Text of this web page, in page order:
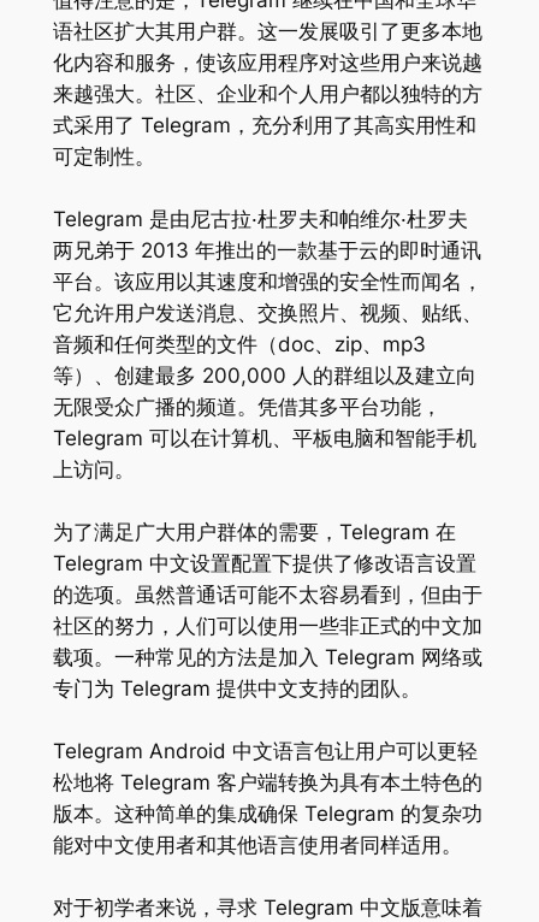
语社区扩大其用户群。这一发展吸引了更多本地
化内容和服务，使该应用程序对这些用户来说越
来越强大。社区、企业和个人用户都以独特的方
式采用了 Telegram，充分利用了其高实用性和
可定制性。
Telegram 是由尼古拉·杜罗夫和帕维尔·杜罗夫
两兄弟于 2013 年推出的一款基于云的即时通讯
平台。该应用以其速度和增强的安全性而闻名，
它允许用户发送消息、交换照片、视频、贴纸、
音频和任何类型的文件（doc、zip、mp3
等）、创建最多 200,000 人的群组以及建立向
无限受众广播的频道。凭借其多平台功能，
Telegram 可以在计算机、平板电脑和智能手机
上访问。
为了满足广大用户群体的需要，Telegram 在
Telegram 中文设置配置下提供了修改语言设置
的选项。虽然普通话可能不太容易看到，但由于
社区的努力，人们可以使用一些非正式的中文加
载项。一种常见的方法是加入 Telegram 网络或
专门为 Telegram 提供中文支持的团队。
Telegram Android 中文语言包让用户可以更轻
松地将 Telegram 客户端转换为具有本土特色的
版本。这种简单的集成确保 Telegram 的复杂功
能对中文使用者和其他语言使用者同样适用。
对于初学者来说，寻求 Telegram 中文版意味着